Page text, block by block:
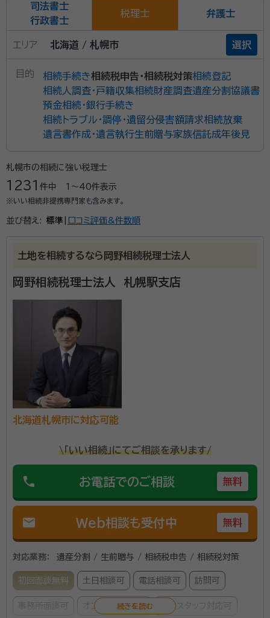
司法書士
行政書士
税理士 弁護士
エリア 北海道 / 札幌市 選択
目的 相続手続き相続税申告・相続税対策相続登記
相続人調査・戸籍収集相続財産調査遺産分割協議書
預金相続・銀行手続き
相続トラブル・調停・遺留分侵害額請求相続放棄
遺言書作成・遺言執行生前贈与家族信託成年後見
札幌市の相続に強い税理士
1231 件中 1〜40件表示
※いい相続非提携専門家も含みます。
並び替え: 標準 口コミ評価&件数順
土地を相続するなら岡野相続税理士法人
岡野相続税理士法人 札幌駅支店
北海道札幌市に対応可能
\「いい相続」にてご相談を承ります/
phone お電話でのご相談 無料
mail Web相談も受付中 無料
対応業務： 遺産分割 / 生前贈与 / 相続税申告 / 相続税対策
初回面談無料 土日相談可 電話相談可 訪問可
オンライン面談可 女性スタッフ対応可